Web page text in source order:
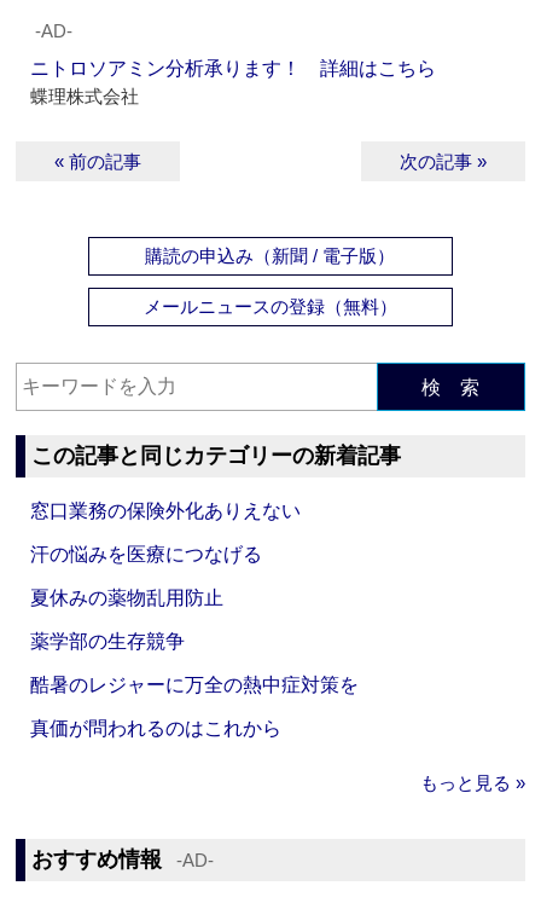
‐AD‐
ニトロソアミン分析承ります！ 詳細はこちら
蝶理株式会社
« 前の記事 次の記事 »
購読の申込み（新聞 / 電子版）
メールニュースの登録（無料）
検 索
この記事と同じカテゴリーの新着記事
窓口業務の保険外化ありえない
汗の悩みを医療につなげる
夏休みの薬物乱用防止
薬学部の生存競争
酷暑のレジャーに万全の熱中症対策を
真価が問われるのはこれから
もっと見る »
おすすめ情報 ‐AD‐